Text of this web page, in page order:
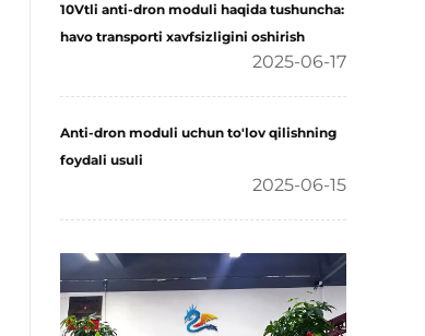
10Vtli anti-dron moduli haqida tushuncha:
havo transporti xavfsizligini oshirish
2025-06-17
Anti-dron moduli uchun to'lov qilishning
foydali usuli
2025-06-15